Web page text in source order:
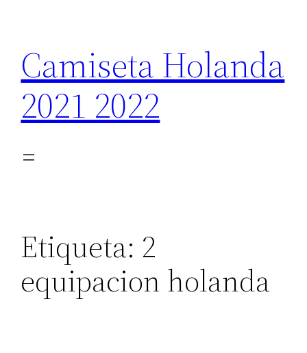
contenido
Camiseta Holanda
2021 2022
Etiqueta: 2
equipacion holanda